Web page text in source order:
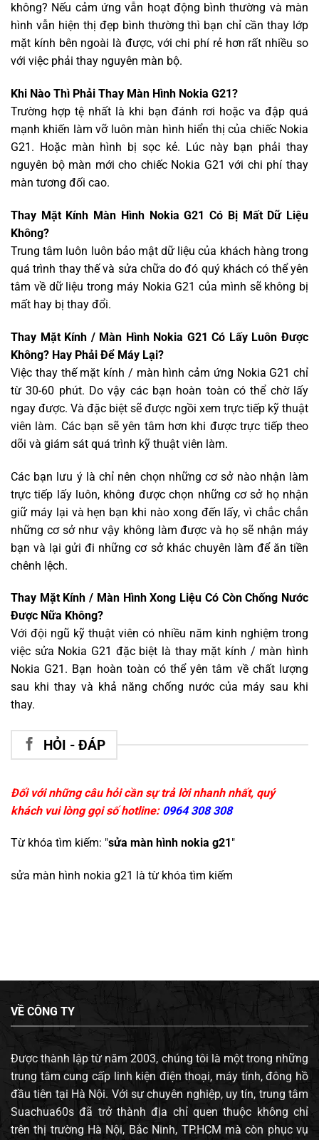
không? Nếu cảm ứng vẫn hoạt động bình thường và màn
hình vẫn hiện thị đẹp bình thường thì bạn chỉ cần thay lớp
mặt kính bên ngoài là được, với chi phí rẻ hơn rất nhiều so
với việc phải thay nguyên màn bộ.
Khi Nào Thì Phải Thay Màn Hình Nokia G21?
Trường hợp tệ nhất là khi bạn đánh rơi hoặc va đập quá
mạnh khiến làm vỡ luôn màn hình hiển thị của chiếc Nokia
G21. Hoặc màn hình bị sọc kẻ. Lúc này bạn phải thay
nguyên bộ màn mới cho chiếc Nokia G21 với chi phí thay
màn tương đối cao.
Thay Mặt Kính Màn Hình Nokia G21 Có Bị Mất Dữ Liệu
Không?
Trung tâm luôn luôn bảo mật dữ liệu của khách hàng trong
quá trình thay thế và sửa chữa do đó quý khách có thể yên
tâm về dữ liệu trong máy Nokia G21 của mình sẽ không bị
mất hay bị thay đổi.
Thay Mặt Kính / Màn Hình Nokia G21 Có Lấy Luôn Được
Không? Hay Phải Để Máy Lại?
Việc thay thế mặt kính / màn hình cảm ứng Nokia G21 chỉ
từ 30-60 phút. Do vậy các bạn hoàn toàn có thể chờ lấy
ngay được. Và đặc biệt sẽ được ngồi xem trực tiếp kỹ thuật
viên làm. Các bạn sẽ yên tâm hơn khi được trực tiếp theo
dõi và giám sát quá trình kỹ thuật viên làm.
Các bạn lưu ý là chỉ nên chọn những cơ sở nào nhận làm
trực tiếp lấy luôn, không được chọn những cơ sở họ nhận
giữ máy lại và hẹn bạn khi nào xong đến lấy, vì chắc chắn
những cơ sở như vậy không làm được và họ sẽ nhận máy
bạn và lại gửi đi những cơ sở khác chuyên làm để ăn tiền
chênh lệch.
Thay Mặt Kính / Màn Hình Xong Liệu Có Còn Chống Nước
Được Nữa Không?
Với đội ngũ kỹ thuật viên có nhiều năm kinh nghiệm trong
việc sửa Nokia G21 đặc biệt là thay mặt kính / màn hình
Nokia G21. Bạn hoàn toàn có thể yên tâm về chất lượng
sau khi thay và khả năng chống nước của máy sau khi
thay.
HỎI - ĐÁP
Đối với những câu hỏi cần sự trả lời nhanh nhất, quý
khách vui lòng gọi số hotline: 0964 308 308
Từ khóa tìm kiếm: "sửa màn hình nokia g21 "
sửa màn hình nokia g21 là từ khóa tìm kiếm
VỀ CÔNG TY
Được thành lập từ năm 2003, chúng tôi là một trong những
trung tâm cung cấp linh kiện điện thoại, máy tính, đông hồ
đầu tiên tại Hà Nội. Với sự chuyên nghiệp, uy tín, trung tâm
Suachua60s đã trở thành địa chỉ quen thuộc không chỉ
trên thị trường Hà Nội, Bắc Ninh, TP.HCM mà còn phục vụ